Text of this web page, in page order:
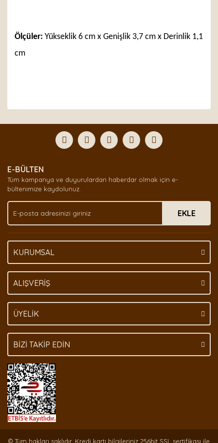
Ölçüler: Yükseklik 6 cm x Genişlik 3,7 cm x Derinlik 1,1
cm
Yorum Yaz
formunu kullanarak tarafımıza iletebilirsiniz.
Görüş ve önerileriniz için teşekkür ederiz.
Ürün açıklamasında eksik bilgiler bulunuyor.
Ürün bilgilerinde hatalar bulunuyor.
Ürün fiyatı diğer sitelerden daha pahalı.
Bu ürüne benzer farklı alternatifler olmalı.
E-BÜLTEN
Tüm kampanya ve duyurulardan haberdar olmak için e-
bültenimize kaydolunuz.
EKLE
KURUMSAL
ALIŞVERİŞ
ÜYELİK
BİZİ TAKİP EDİN
© Tüm hakları saklıdır. Kredi kartı bilgileriniz 256bit SSL sertifikası ile